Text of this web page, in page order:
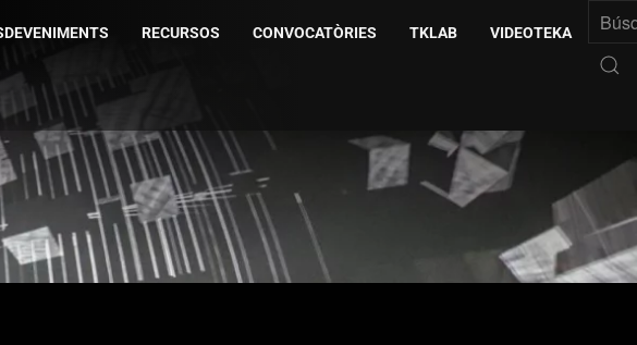
RECURSOS CONVOCATÒRIES TKLAB VIDEOTEKA